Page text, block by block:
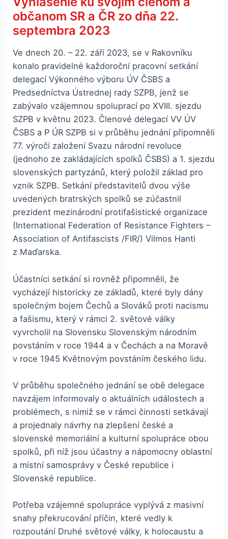
občanom SR a ČR zo dňa 22.
septembra 2023
Ve dnech 20. – 22. září 2023, se v Rakovníku
konalo pravidelné každoroční pracovní setkání
delegací Výkonného výboru ÚV ČSBS a
Predsedníctva Ústrednej rady SZPB, jenž se
zabývalo vzájemnou spoluprací po XVIII. sjezdu
SZPB v květnu 2023. Členové delegací VV ÚV
ČSBS a P ÚR SZPB si v průběhu jednání připomněli
77. výročí založení Svazu národní revoluce
(jednoho ze zakládajících spolků ČSBS) a 1. sjezdu
slovenských partyzánů, který položil základ pro
vznik SZPB. Setkání představitelů dvou výše
uvedených bratrských spolků se zúčastnil
prezident mezinárodní protifašistické organizace
(International Federation of Resistance Fighters –
Association of Antifascists /FIR/) Vilmos Hanti
z Maďarska.
Účastníci setkání si rovněž připomněli, že
vycházejí historicky ze základů, které byly dány
společným bojem Čechů a Slováků proti nacismu
a fašismu, který v rámci 2. světové války
vyvrcholil na Slovensku Slovenským národním
povstáním v roce 1944 a v Čechách a na Moravě
v roce 1945 Květnovým povstáním českého lidu.
V průběhu společného jednání se obě delegace
navzájem informovaly o aktuálních událostech a
problémech, s nimiž se v rámci činnosti setkávají
a projednaly návrhy na zlepšení české a
slovenské memoriální a kulturní spolupráce obou
spolků, při níž jsou účastny a nápomocny oblastní
a místní samosprávy v České republice i
Slovenské republice.
Potřeba vzájemné spolupráce vyplývá z masivní
snahy překrucování příčin, které vedly k
rozpoutání Druhé světové války, k holocaustu a